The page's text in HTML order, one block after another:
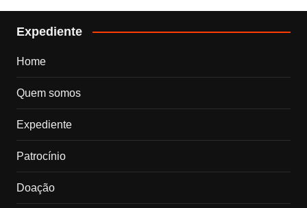
Expediente
Home
Quem somos
Expediente
Patrocínio
Doação